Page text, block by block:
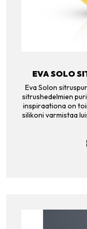
EVA SOLO
Eva Solon
sitrushedelmien
inspiraationa on
silikoni varmistaa